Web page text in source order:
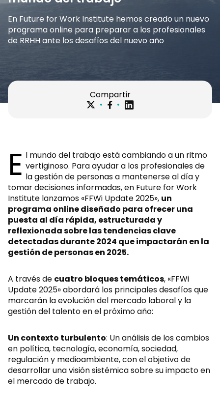
En Future for Work Institute hemos creado un nuevo
programa online para preparar a los profesionales
de RRHH ante los desafíos del nuevo año
Compartir
E l mundo del trabajo está cambiando a un ritmo
vertiginoso. Para ayudar a los profesionales de
la gestión de personas a mantenerse al día y
tomar decisiones informadas, en Future for Work
Institute lanzamos «FFWi Update 2025», un
programa online diseñado para ofrecer una
puesta al día rápida, estructurada y
reflexionada sobre las tendencias clave
detectadas durante 2024 que impactarán en la
gestión de personas en 2025.
A través de cuatro bloques temáticos, «FFWi
Update 2025» abordará los principales desafíos que
marcarán la evolución del mercado laboral y la
gestión del talento en el próximo año:
Un contexto turbulento: Un análisis de los cambios
en política, tecnología, economía, sociedad,
regulación y medioambiente, con el objetivo de
desarrollar una visión sistémica sobre su impacto en
el mercado de trabajo.